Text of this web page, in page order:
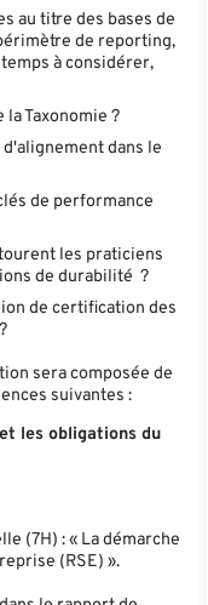
au titre des bases de
de reporting,
à considérer,
Taxonomie ?
dans le
de performance
les praticiens
de durabilité ?
de certification des
sera composée de
suivantes :
les obligations du
(7H) : « La démarche
(RSE) ».